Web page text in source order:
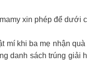
xin phép để dưới c
mí khi ba mẹ nhận quà
danh sách trúng giải h